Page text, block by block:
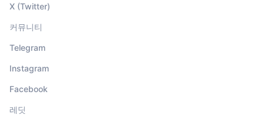
X (Twitter)
커뮤니티
Telegram
Instagram
Facebook
레딧